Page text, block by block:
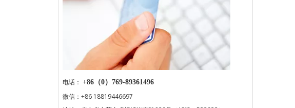
电话： +86（0）769-89361496
微信：+86 18819446697